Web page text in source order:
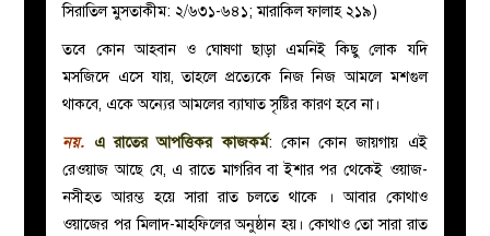
সিরাতিল মুসতাকীম: ২/৬৩১-৬৪১; মারাকিল ফালাহ ২১৯)
তবে কোন আহবান ও ঘোষণা ছাড়া এমনিই কিছু লোক যদি
মসজিদে এসে যায়, তাহলে প্রত্যেকে নিজ নিজ আমলে মশগুল
থাকবে, একে অন্যের আমলের ব্যাঘাত সৃষ্টির কারণ হবে না।
নয়. এ রাতের আপত্তিকর কাজকর্ম: কোন কোন জায়গায় এই
রেওয়াজ আছে যে, এ রাতে মাগরিব বা ইশার পর থেকেই ওয়াজ-
নসীহত আরম্ভ হয়ে সারা রাত চলতে থাকে । আবার কোথাও
ওয়াজের পর মিলাদ-মাহফিলের অনুষ্ঠান হয়। কোথাও তো সারা রাত